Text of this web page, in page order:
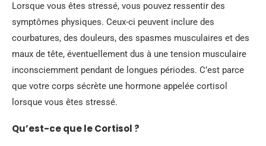
Lorsque vous êtes stressé, vous pouvez ressentir des
symptômes physiques. Ceux-ci peuvent inclure des
courbatures, des douleurs, des spasmes musculaires et des
maux de tête, éventuellement dus à une tension musculaire
inconsciemment pendant de longues périodes. C’est parce
que votre corps sécrète une hormone appelée cortisol
lorsque vous êtes stressé.
Qu’est-ce que le Cortisol ?